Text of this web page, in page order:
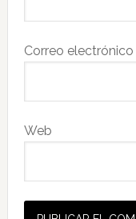
Correo electrónico
Web